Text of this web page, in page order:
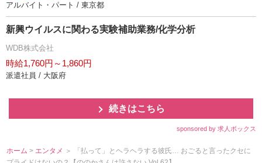
アルバイト・パート / 東京都
新興ウイルスに関わる実験補助業務/化学分析
WDB株式会社
時給1,760円～1,860円
派遣社員 / 大阪府
続きはこちら
sponsored by 求人ボックス
ホーム > エンタメ ＞ 「払って」とヘラヘラする彼氏… おごると言ったクセに